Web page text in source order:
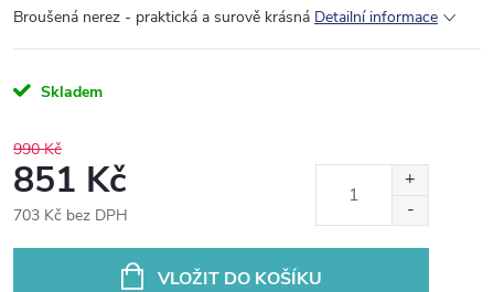
Broušená nerez - praktická a surově krásná Detailní informace
Skladem
990 Kč
851 Kč
703 Kč bez DPH
VLOŽIT DO KOŠÍKU